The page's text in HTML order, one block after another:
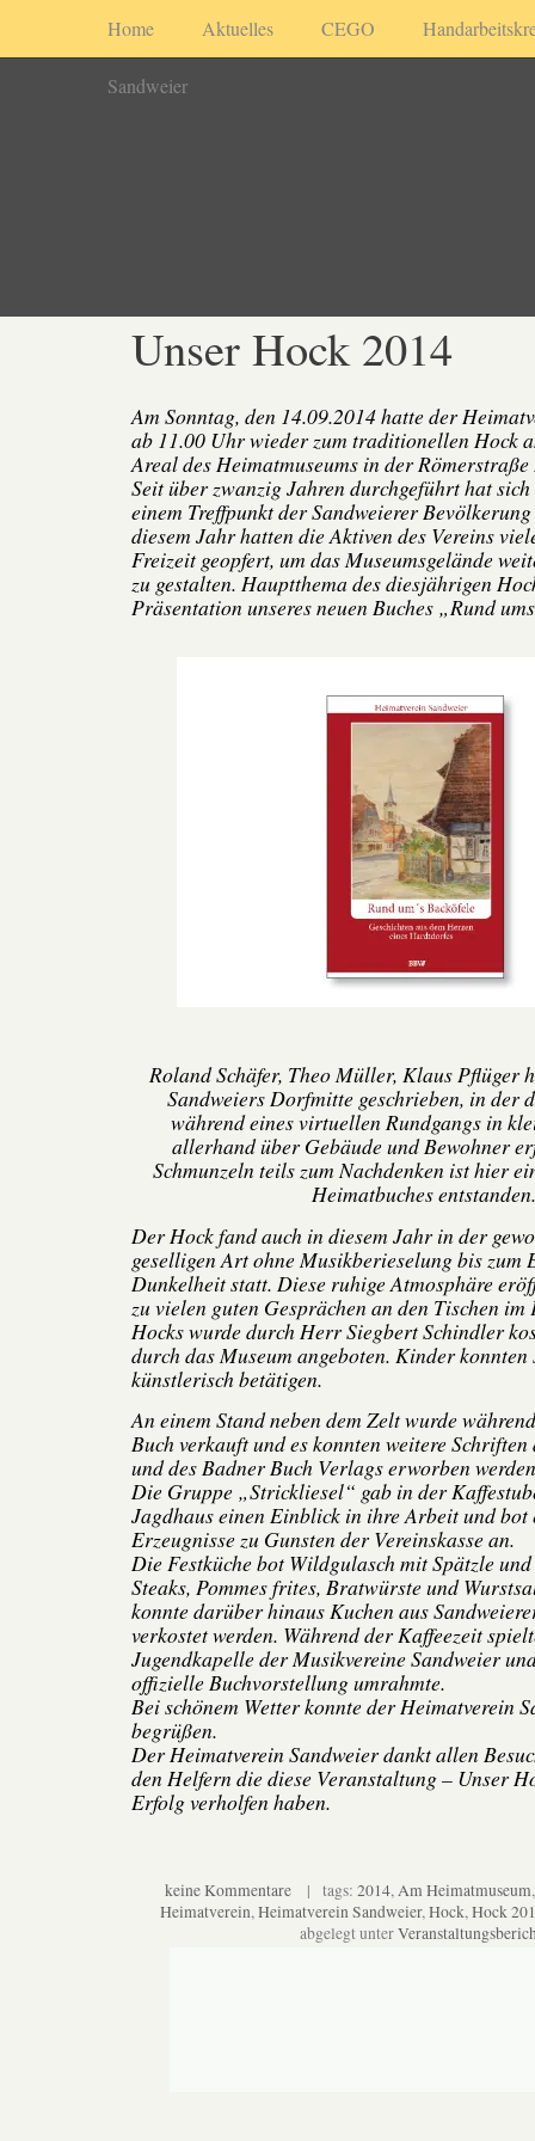
Home Aktuelles CEGO
Sandweier
Unser Hock 2014
Am Sonntag, den 14.09.2014 hatte der
ab 11.00 Uhr wieder zum traditionellen Hock
Areal des Heimatmuseums in der
Seit über zwanzig Jahren durchgeführt hat
einem Treffpunkt der Sandweierer
diesem Jahr hatten die Aktiven des Vereins
Freizeit geopfert, um das Museumsgelände
zu gestalten. Hauptthema des diesjährigen
Präsentation unseres neuen Buches „Rund
Roland Schäfer, Theo Müller, Klaus Pflüger
Sandweiers Dorfmitte geschrieben, in der
während eines virtuellen Rundgangs in
allerhand über Gebäude und Bewohner
Schmunzeln teils zum Nachdenken ist hier
Heimatbuches entstanden.
Der Hock fand auch in diesem Jahr in der
geselligen Art ohne Musikberieselung bis zum
Dunkelheit statt. Diese ruhige Atmosphäre
zu vielen guten Gesprächen an den Tischen im
Hocks wurde durch Herr Siegbert Schindler
durch das Museum angeboten. Kinder
künstlerisch betätigen.
An einem Stand neben dem Zelt wurde
Buch verkauft und es konnten weitere
und des Badner Buch Verlags erworben
Die Gruppe „Strickliesel“ gab in der
Jagdhaus einen Einblick in ihre Arbeit und
Erzeugnisse zu Gunsten der Vereinskasse an.
Die Festküche bot Wildgulasch mit Spätzle
Steaks, Pommes frites, Bratwürste und
konnte darüber hinaus Kuchen aus
verkostet werden. Während der Kaffeezeit
Jugendkapelle der Musikvereine Sandweier
offizielle Buchvorstellung umrahmte.
Bei schönem Wetter konnte der Heimatverein
begrüßen.
Der Heimatverein Sandweier dankt allen
den Helfern die diese Veranstaltung – Unser
Erfolg verholfen haben.
keine Kommentare| tags: 2014, Am Heimatmuseum
Heimatverein, Heimatverein Sandweier, Hock, Hock
abgelegt unter